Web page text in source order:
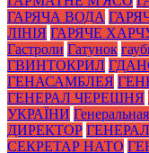
ГАРЯЧА ВОДА
ЛІНІЯ ГАРЯЧЕ
Гастроли Гатунок
ГВИНТОКРИЛ
ГЕНАСАМБЛЕЯ
ГЕНЕРАЛ ЧЕРЕШНЯ
УКРАЇНИ
ДИРЕКТОР
СЕКРЕТАР НАТО